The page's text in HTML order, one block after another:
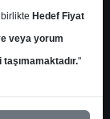
Hedef Fiyat
veya yorum
"